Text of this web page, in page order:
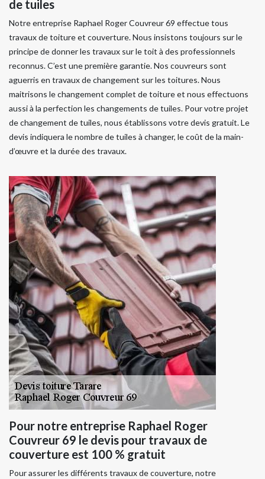
de tuiles
Notre entreprise Raphael Roger Couvreur 69 effectue tous
travaux de toiture et couverture. Nous insistons toujours sur le
principe de donner les travaux sur le toit à des professionnels
reconnus. C’est une première garantie. Nos couvreurs sont
aguerris en travaux de changement sur les toitures. Nous
maitrisons le changement complet de toiture et nous effectuons
aussi à la perfection les changements de tuiles. Pour votre projet
de changement de tuiles, nous établissons votre devis gratuit. Le
devis indiquera le nombre de tuiles à changer, le coût de la main-
d’œuvre et la durée des travaux.
Pour notre entreprise Raphael Roger
Couvreur 69 le devis pour travaux de
couverture est 100 % gratuit
Pour assurer les différents travaux de couverture, notre